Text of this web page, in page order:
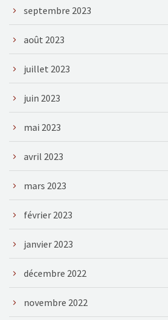
septembre 2023
août 2023
juillet 2023
juin 2023
mai 2023
avril 2023
mars 2023
février 2023
janvier 2023
décembre 2022
novembre 2022